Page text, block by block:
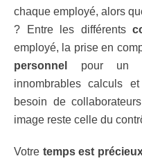
chaque employé, alors
? Entre les différents
employé, la prise en
personnel
pour un
innombrables calculs
besoin de
image reste celle du
Votre temps est